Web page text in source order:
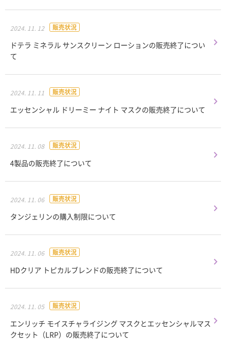
2024. 11. 12 販売状況
ドテラ ミネラル サンスクリーン ローションの販売終了につい
て
2024. 11. 11 販売状況
エッセンシャル ドリーミー ナイト マスクの販売終了について
2024. 11. 08 販売状況
4製品の販売終了について
2024. 11. 06 販売状況
タンジェリンの購入制限について
2024. 11. 06 販売状況
HDクリア トピカルブレンドの販売終了について
2024. 11. 05 販売状況
エンリッチ モイスチャライジング マスクとエッセンシャルマス
クセット（LRP）の販売終了について